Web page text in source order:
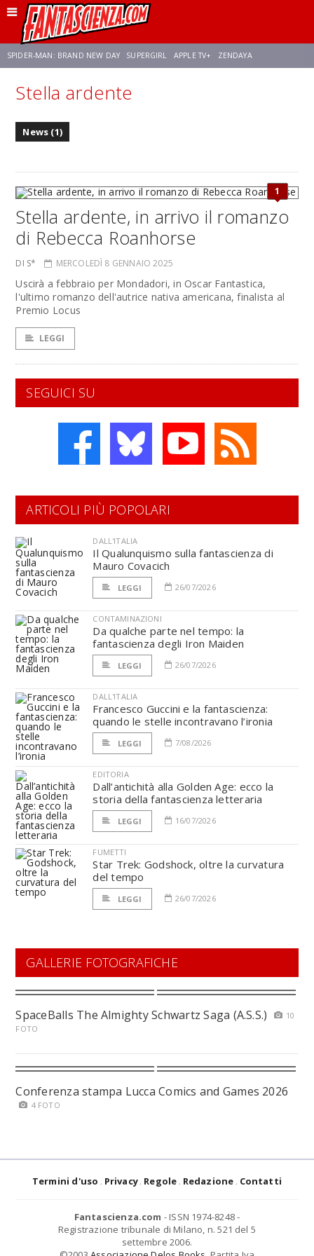
SPIDER-MAN: BRAND NEW DAY SUPERGIRL APPLE TV+ ZENDAYA
FRANCO RICCIARDIELLO AVENGERS: DOOMSDAY
Stella ardente
News (1)
1
Stella ardente, in arrivo il romanzo
di Rebecca Roanhorse
DI S* MERCOLEDÌ 8 GENNAIO 2025
Uscirà a febbraio per Mondadori, in Oscar Fantastica,
l'ultimo romanzo dell'autrice nativa americana, finalista al
Premio Locus
LEGGI
SEGUICI SU
ARTICOLI PIÙ POPOLARI
DALL'ITALIA
Il Qualunquismo sulla fantascienza di
Mauro Covacich
LEGGI 26/07/2026
CONTAMINAZIONI
Da qualche parte nel tempo: la
fantascienza degli Iron Maiden
LEGGI 26/07/2026
DALL'ITALIA
Francesco Guccini e la fantascienza:
quando le stelle incontravano l’ironia
LEGGI 7/08/2026
EDITORIA
Dall’antichità alla Golden Age: ecco la
storia della fantascienza letteraria
LEGGI 16/07/2026
FUMETTI
Star Trek: Godshock, oltre la curvatura
del tempo
LEGGI 26/07/2026
GALLERIE FOTOGRAFICHE
SpaceBalls The Almighty Schwartz Saga (A.S.S.)
10
FOTO
Conferenza stampa Lucca Comics and Games 2026
4 FOTO
Termini d'uso Privacy Regole Redazione Contatti
Fantascienza.com - ISSN 1974-8248 -
Registrazione tribunale di Milano, n. 521 del 5
settembre 2006.